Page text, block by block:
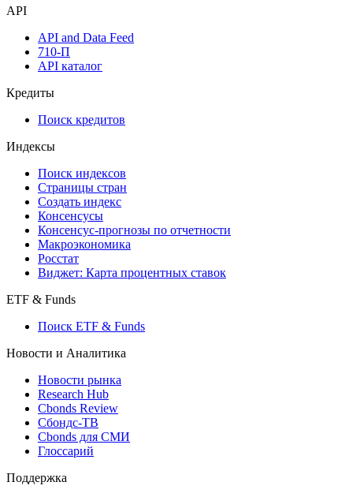
API
API and Data Feed
710-П
API каталог
Кредиты
Поиск кредитов
Индексы
Поиск индексов
Страницы стран
Создать индекс
Консенсусы
Консенсус-прогнозы по отчетности
Макроэкономика
Росстат
Виджет: Карта процентных ставок
ETF & Funds
Поиск ETF & Funds
Новости и Аналитика
Новости рынка
Research Hub
Cbonds Review
Сбондс-ТВ
Cbonds для СМИ
Глоссарий
Поддержка